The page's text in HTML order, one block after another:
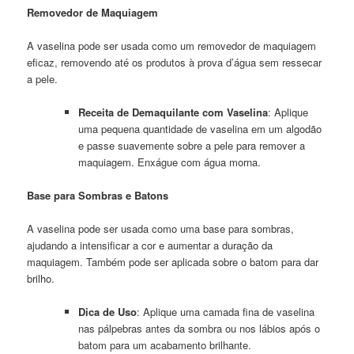
Removedor de Maquiagem
A vaselina pode ser usada como um removedor de maquiagem
eficaz, removendo até os produtos à prova d’água sem ressecar
a pele.
Receita de Demaquilante com Vaselina: Aplique
uma pequena quantidade de vaselina em um algodão
e passe suavemente sobre a pele para remover a
maquiagem. Enxágue com água morna.
Base para Sombras e Batons
A vaselina pode ser usada como uma base para sombras,
ajudando a intensificar a cor e aumentar a duração da
maquiagem. Também pode ser aplicada sobre o batom para dar
brilho.
Dica de Uso: Aplique uma camada fina de vaselina
nas pálpebras antes da sombra ou nos lábios após o
batom para um acabamento brilhante.